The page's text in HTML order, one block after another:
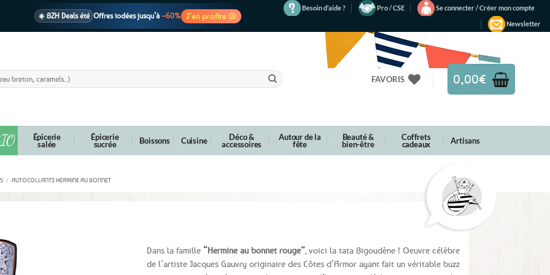
☀️ BZH Deals été Offres iodées jusqu’à –60% J’en profite 🐚
Besoin d’aide ? Pro / CSE
Se connecter / Créer mon compte
Newsletter
FAVORIS 0,00€
Épicerie
salée
Épicerie
sucrée Boissons Cuisine Déco &
accessoires
Autour de la
fête
Beauté &
bien-être
Coffrets
cadeaux Artisans
/ AUTOCOLLANTS HERMINE AU BONNET
Dans la famille “Hermine au bonnet rouge”, voici la tata Bigoudène ! Oeuvre célèbre
de l’artiste Jacques Gauvry originaire des Côtes d’Armor ayant fait un véritable buzz